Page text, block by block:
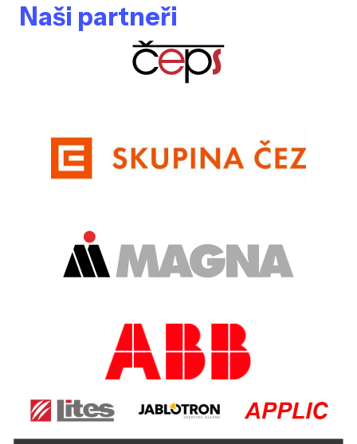
Naši partneři